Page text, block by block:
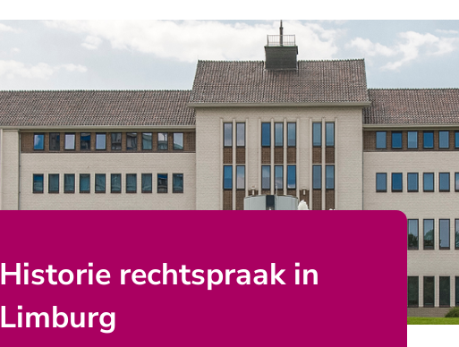
Historie rechtspraak in
Limburg